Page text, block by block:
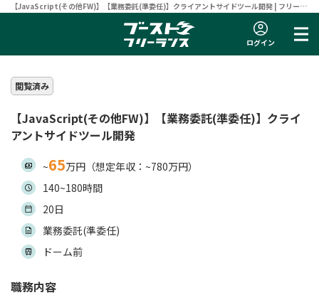
【JavaScript(その他FW)】【業務委託(準委任)】クライアントサイドツール開発 | フリーラ
ンスエンジニア向け案件サイト 【ブーストフリーランス】
ログイン
閲覧済み
【JavaScript(その他FW)】【業務委託(準委任)】クライ
アントサイドツール開発
~65万円（想定年収：~780万円）
140~180時間
20日
業務委託(準委任)
ドーム前
職務内容